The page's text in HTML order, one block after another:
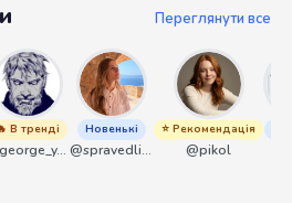
Переглянути все
В тренді
@george_y_lawlett
Новенькі
@spravedliwa
⭐ Рекомендація
@pikol